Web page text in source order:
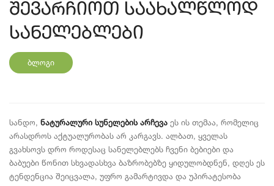
შევარჩიოთ საახალწლოდ
სანელებლები
ბლოგი
სანდო, ნატურალური სუნელების არჩევა ეს ის თემაა, რომელიც
არასდროს აქტუალურობას არ კარგავს. ალბათ, ყველას
გვახსოვს დრო როდესაც სანელებლებს ჩვენი ბებიები და
ბაბუები წონით სხვადასხვა ბაზრობებზე ყიდულობდნენ, დღეს ეს
ტენდენცია შეიცვალა, უფრო გამარტივდა და უპირატესობა